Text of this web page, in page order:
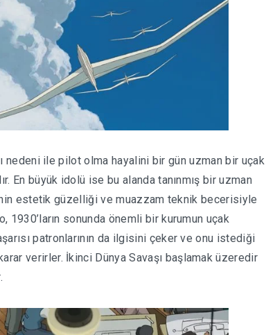
ile pilot olma hayalini bir gün uzman bir uçak
En büyük idolü ise bu alanda tanınmış bir uzman
estetik güzelliği ve muazzam teknik becerisiyle
sonunda önemli bir kurumun uçak
patronlarının da ilgisini çeker ve onu istediği
verirler. İkinci Dünya Savaşı başlamak üzeredir